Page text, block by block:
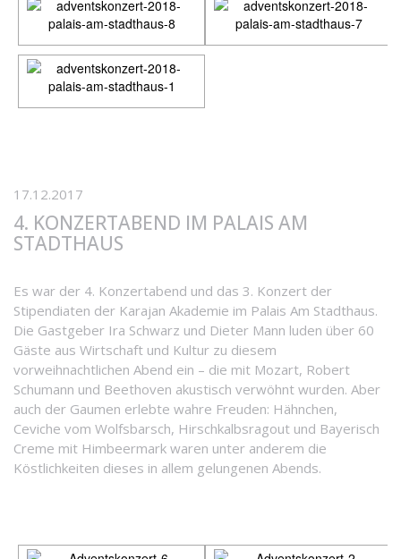
17.12.2017
4. KONZERTABEND IM PALAIS AM
STADTHAUS
Es war der 4. Konzertabend und das 3. Konzert der
Stipendiaten der Karajan Akademie im Palais Am Stadthaus.
Die Gastgeber Ira Schwarz und Dieter Mann luden über 60
Gäste aus Wirtschaft und Kultur zu diesem
vorweihnachtlichen Abend ein – die mit Mozart, Robert
Schumann und Beethoven akustisch verwöhnt wurden. Aber
auch der Gaumen erlebte wahre Freuden: Hähnchen,
Ceviche vom Wolfsbarsch, Hirschkalbsragout und Bayerisch
Creme mit Himbeermark waren unter anderem die
Köstlichkeiten dieses in allem gelungenen Abends.